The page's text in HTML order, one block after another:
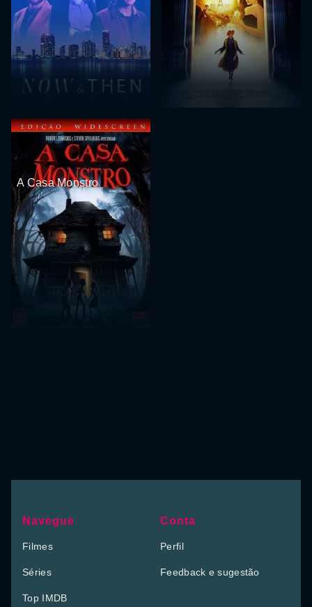
A Casa Monstro
Navegue
Filmes
Séries
Top IMDB
Conta
Perfil
Feedback e sugestão